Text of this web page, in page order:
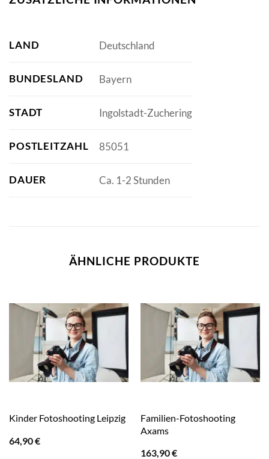
LAND Deutschland
BUNDESLAND Bayern
STADT Ingolstadt-Zuchering
POSTLEITZAHL 85051
DAUER Ca. 1-2 Stunden
ÄHNLICHE PRODUKTE
Kinder Fotoshooting Leipzig
64,90€
Familien-Fotoshooting
Axams
163,90€